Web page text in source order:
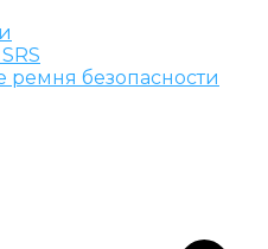
ремня безопасности